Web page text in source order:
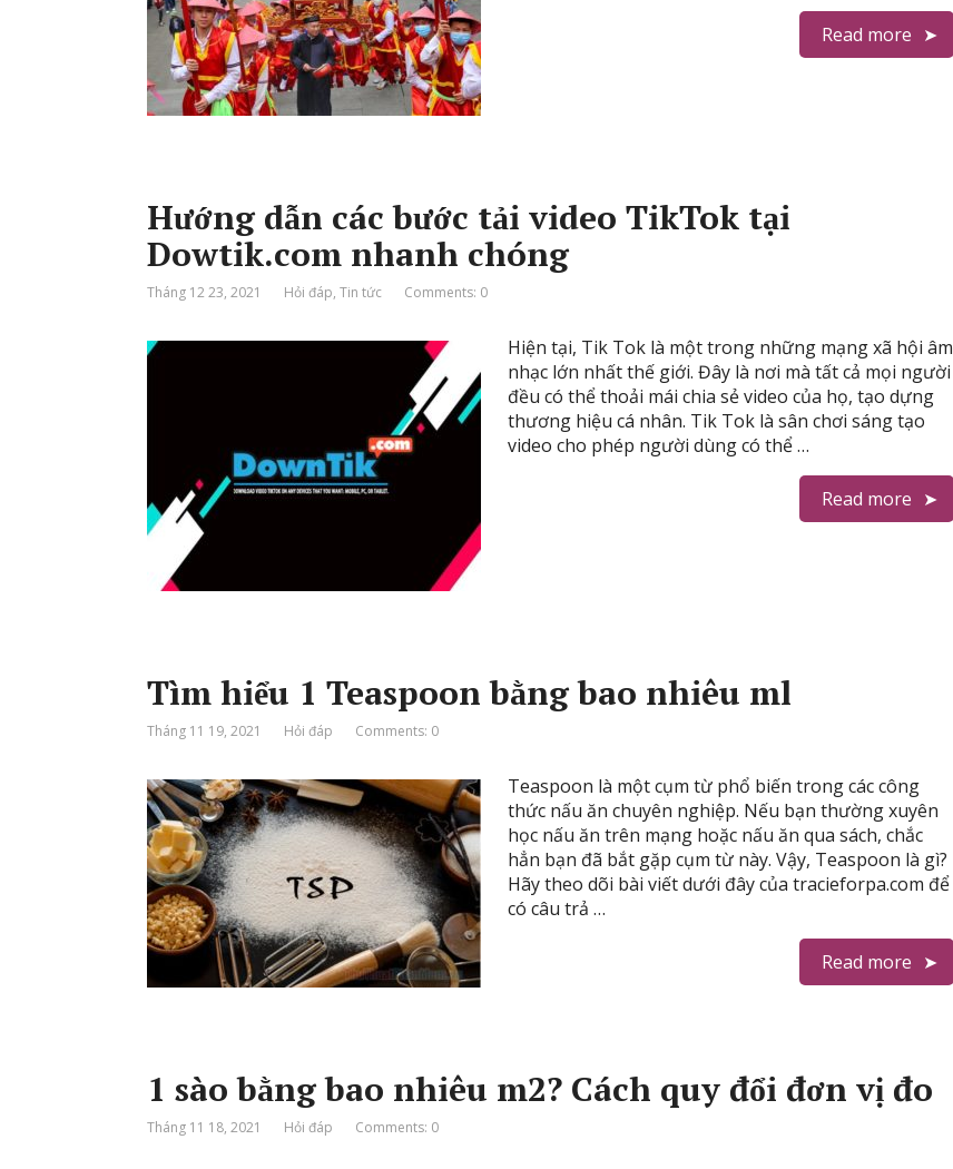
Read more
Hướng dẫn các bước tải video TikTok tại
Dowtik.com nhanh chóng
Tháng 12 23, 2021 Hỏi đáp, Tin tức Comments: 0
Hiện tại, Tik Tok là một trong những mạng xã hội âm
nhạc lớn nhất thế giới. Đây là nơi mà tất cả mọi người
đều có thể thoải mái chia sẻ video của họ, tạo dựng
thương hiệu cá nhân. Tik Tok là sân chơi sáng tạo
video cho phép người dùng có thể …
Read more
Tìm hiểu 1 Teaspoon bằng bao nhiêu ml
Tháng 11 19, 2021 Hỏi đáp Comments: 0
Teaspoon là một cụm từ phổ biến trong các công
thức nấu ăn chuyên nghiệp. Nếu bạn thường xuyên
học nấu ăn trên mạng hoặc nấu ăn qua sách, chắc
hẳn bạn đã bắt gặp cụm từ này. Vậy, Teaspoon là gì?
Hãy theo dõi bài viết dưới đây của tracieforpa.com để
có câu trả …
Read more
1 sào bằng bao nhiêu m2? Cách quy đổi đơn vị đo
Tháng 11 18, 2021 Hỏi đáp Comments: 0